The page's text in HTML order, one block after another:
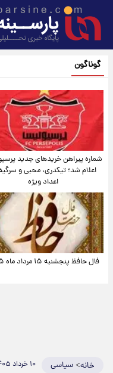
گوناگون
شماره پیراهن خریدهای جدید
اعلام شد؛ تیکدری، محبی و
اعداد ویژه
فال حافظ پنجشنبه ۱۵ مرداد ماه ۱۴۰۵
خانه>سیاسی ۱۰ خرداد ۱۴۰۵